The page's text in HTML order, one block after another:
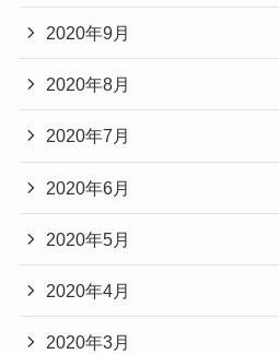
2020年9月
2020年8月
2020年7月
2020年6月
2020年5月
2020年4月
2020年3月